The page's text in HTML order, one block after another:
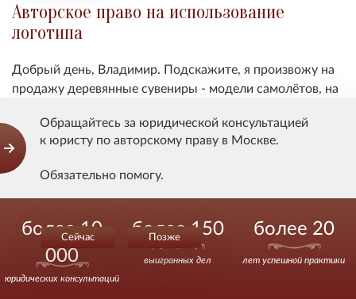
Авторское право на использование
логотипа
Добрый день, Владимир. Подскажите, я произвожу на
продажу деревянные сувениры - модели самолётов, на
ли я тем самым авторское право?
Показать ответ
Использование фото с авторским правом
Здравствуйте. На моем web-сайте размещены
Обращайтесь за юридической консультацией
к юристу по авторскому праву в Москве.
Обязательно помогу.
Сейчас Позже
более 10
000
юридических консультаций
более 150
выигранных дел
более 20
лет успешной практики